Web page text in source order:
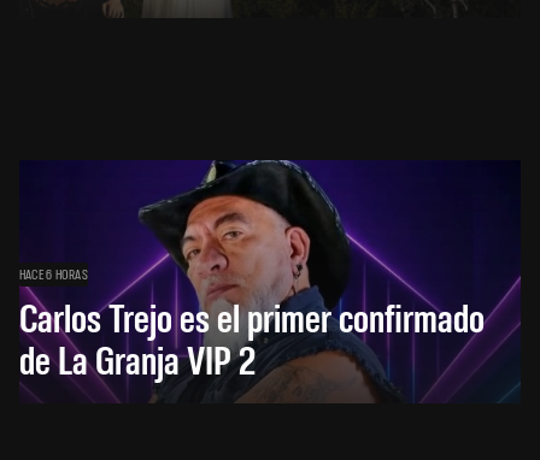
HACE 6 HORAS
Carlos Trejo es el primer confirmado
de La Granja VIP 2